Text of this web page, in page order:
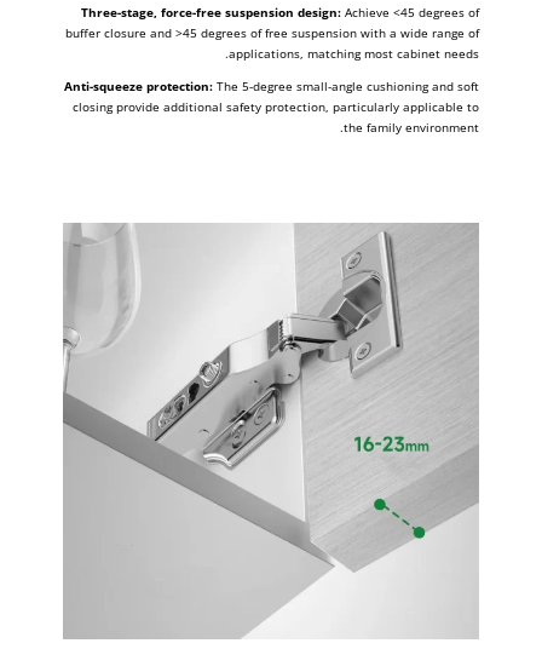
Three-stage, force-free suspension design: Achieve <45 degrees of
buffer closure and >45 degrees of free suspension with a wide range of
applications, matching most cabinet needs.
Anti-squeeze protection:The 5-degree small-angle cushioning and soft
closing provide additional safety protection, particularly applicable to
the family environment.